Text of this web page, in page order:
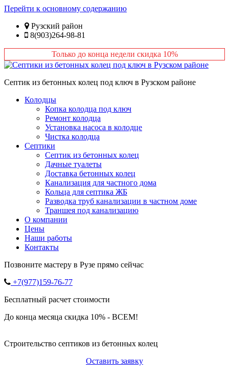
Перейти к основному содержанию
Рузский район
8(903)264-98-81
Только до конца недели скидка 10%
Септик из бетонных колец под ключ в Рузском районе
Колодцы
Копка колодца под ключ
Ремонт колодца
Установка насоса в колодце
Чистка колодца
Септики
Септик из бетонных колец
Дачные туалеты
Доставка бетонных колец
Канализация для частного дома
Кольца для септика ЖБ
Разводка труб канализации в частном доме
Траншея под канализацию
О компании
Цены
Наши работы
Контакты
Позвоните мастеру в Рузе прямо сейчас
+7(977)159-76-77
Бесплатный расчет стоимости
До конца месяца скидка 10% - ВСЕМ!
Строительство септиков из бетонных колец
Оставить заявку